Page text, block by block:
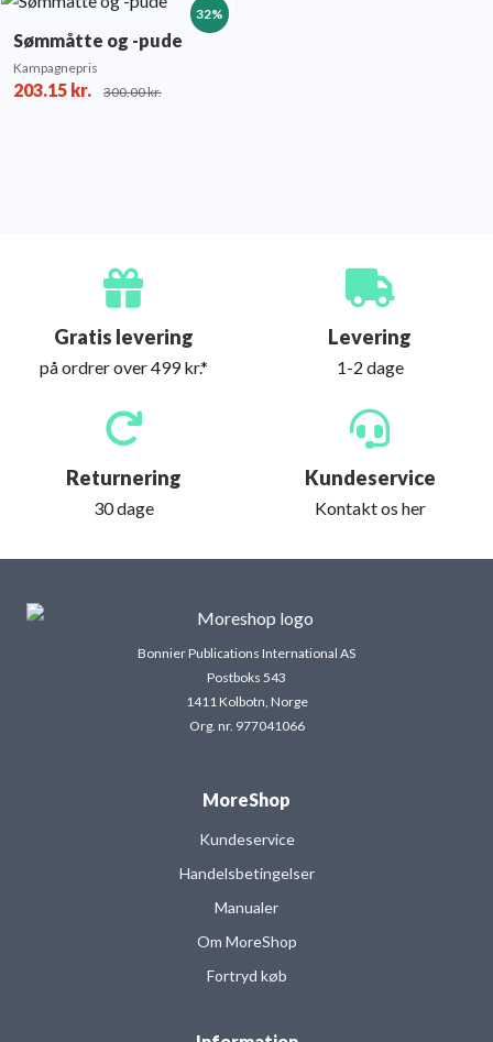
32%
Sømmåtte og -pude
Kampagnepris
203.15 kr. 300.00kr.
Gratis levering
på ordrer over 499 kr.*
Levering
1-2 dage
Returnering
30 dage
Kundeservice
Kontakt os her
Bonnier Publications International AS
Postboks 543
1411 Kolbotn, Norge
Org. nr. 977041066
MoreShop
Kundeservice
Handelsbetingelser
Manualer
Om MoreShop
Fortryd køb